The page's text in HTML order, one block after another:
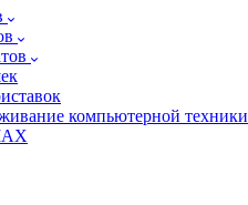
компьютерной техники